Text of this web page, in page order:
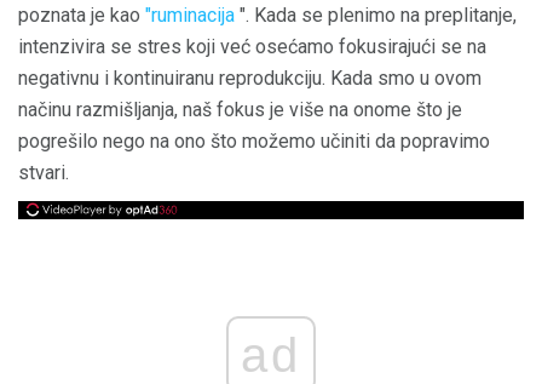
poznata je kao "ruminacija ". Kada se plenimo na preplitanje,
intenzivira se stres koji već osećamo fokusirajući se na
negativnu i kontinuiranu reprodukciju. Kada smo u ovom
načinu razmišljanja, naš fokus je više na onome što je
pogrešilo nego na ono što možemo učiniti da popravimo
stvari.
ad